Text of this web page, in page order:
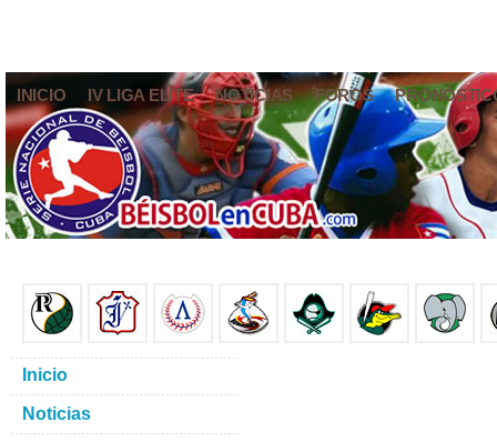
INICIO IV LIGA ELITE NOTICIAS FOROS
Inicio
Noticias